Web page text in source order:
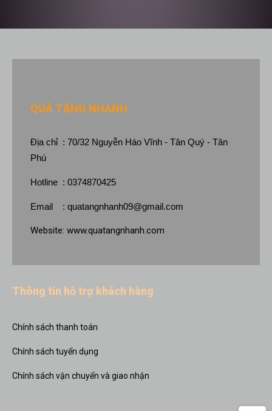
QUÀ TẶNG NHANH
Địa chỉ : 70/32 Nguyễn Háo Vĩnh - Tân Quý - Tân
Phú
Hotline : 0374870425
Email : quatangnhanh09@gmail.com
Website: www.quatangnhanh.com
Thông tin hỗ trợ khách hàng
Chính sách thanh toán
Chính sách tuyển dụng
Chính sách vận chuyển và giao nhận